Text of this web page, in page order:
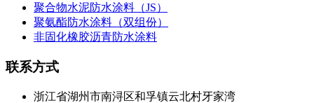
聚合物水泥防水涂料（JS）
聚氨酯防水涂料（双组份）
非固化橡胶沥青防水涂料
联系方式
浙江省湖州市南浔区和孚镇云北村牙家湾